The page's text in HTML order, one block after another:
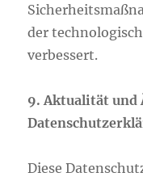
der
verbessert.
9. Aktualität und
Diese